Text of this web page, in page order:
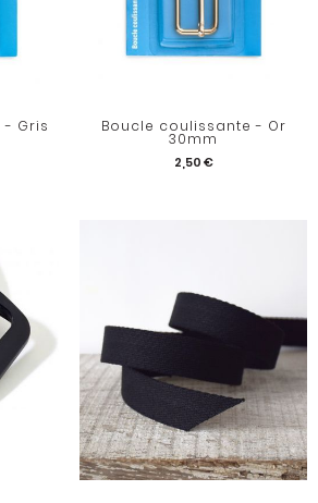
- Gris Boucle coulissante - Or
30mm
2,50 €